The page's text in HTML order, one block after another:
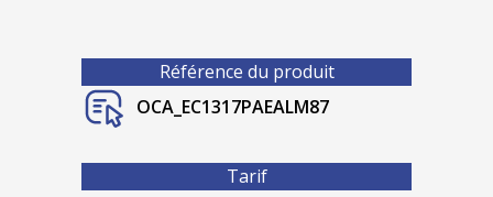
Référence du produit
OCA_EC1317PAEALM87
Tarif